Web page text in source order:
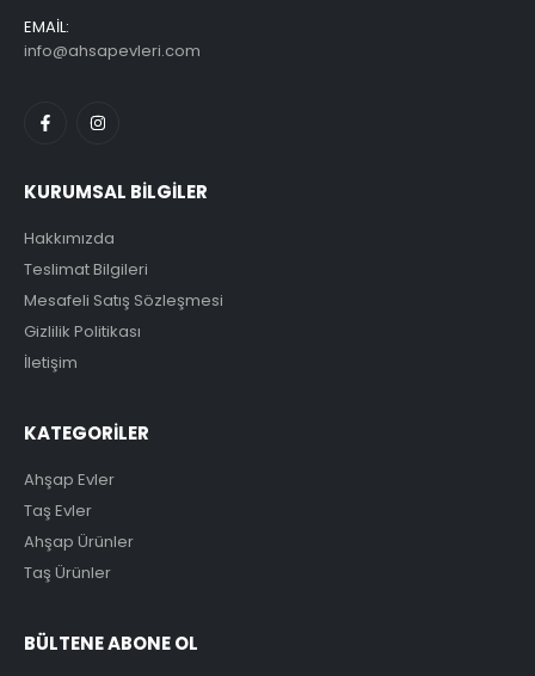
EMAİL:
info@ahsapevleri.com
KURUMSAL BİLGİLER
Hakkımızda
Teslimat Bilgileri
Mesafeli Satış Sözleşmesi
Gizlilik Politikası
İletişim
KATEGORİLER
Ahşap Evler
Taş Evler
Ahşap Ürünler
Taş Ürünler
BÜLTENE ABONE OL